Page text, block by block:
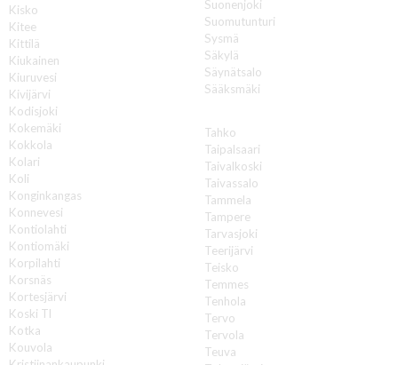
Kisko
Kitee
Kittilä
Kiukainen
Kiuruvesi
Kivijärvi
Kodisjoki
Kokemäki
Kokkola
Kolari
Koli
Konginkangas
Konnevesi
Kontiolahti
Kontiomäki
Korpilahti
Korsnäs
Kortesjärvi
Koski Tl
Kotka
Kouvola
Suonenjoki
Suomutunturi
Sysmä
Säkylä
Säynätsalo
Sääksmäki
Tahko
Taipalsaari
Taivalkoski
Taivassalo
Tammela
Tampere
Tarvasjoki
Teerijärvi
Teisko
Temmes
Tenhola
Tervo
Tervola
Teuva